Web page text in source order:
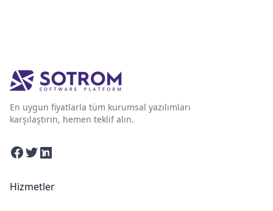
En uygun fiyatlarla tüm kurumsal yazılımları
karşılaştırın, hemen teklif alın.
Facebook
TwitterLinkedin
Hizmetler